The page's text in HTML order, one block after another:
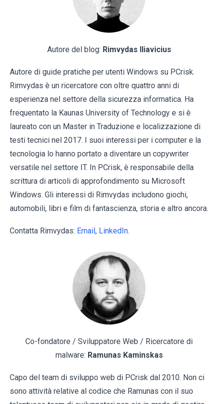
Autore del blog: Rimvydas Iliavicius
Autore di guide pratiche per utenti Windows su PCrisk.
Rimvydas è un ricercatore con oltre quattro anni di
esperienza nel settore della sicurezza informatica. Ha
frequentato la Kaunas University of Technology e si è
laureato con un Master in Traduzione e localizzazione di
testi tecnici nel 2017. I suoi interessi per i computer e la
tecnologia lo hanno portato a diventare un copywriter
versatile nel settore IT. In PCrisk, è responsabile della
scrittura di articoli di approfondimento su Microsoft
Windows. Gli interessi di Rimvydas includono giochi,
automobili, libri e film di fantascienza, storia e altro ancora.
Contatta Rimvydas: Email, LinkedIn.
Co-fondatore / Sviluppatore Web / Ricercatore di
malware: Ramunas Kaminskas
Capo del team di sviluppo web di PCrisk dal 2010. Non ci
sono attività relative al codice che Ramunas con il suo